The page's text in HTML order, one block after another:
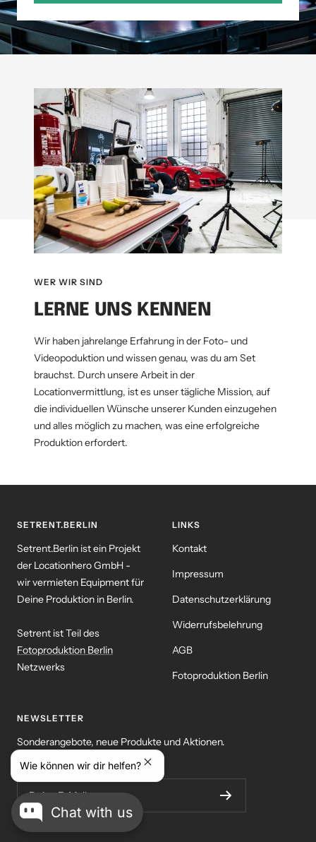
Chat with us
WER WIR SIND
LERNE UNS KENNEN
Wir haben jahrelange Erfahrung in der Foto- und
Videopoduktion und wissen genau, was du am Set
brauchst. Durch unsere Arbeit in der
Locationvermittlung, ist es unser tägliche Mission, auf
die individuellen Wünsche unserer Kunden einzugehen
und alles möglich zu machen, was eine erfolgreiche
Produktion erfordert.
SETRENT.BERLIN
Setrent.Berlin ist ein Projekt
der Locationhero GmbH -
wir vermieten Equipment für
Deine Produktion in Berlin.
Setrent ist Teil des
Fotoproduktion Berlin
Netzwerks
LINKS
Kontakt
Impressum
Datenschutzerklärung
Widerrufsbelehrung
AGB
Fotoproduktion Berlin
NEWSLETTER
Sonderangebote, neue Produkte und Aktionen.
Direkt in deinem Posteingang!
Deine E-Mail